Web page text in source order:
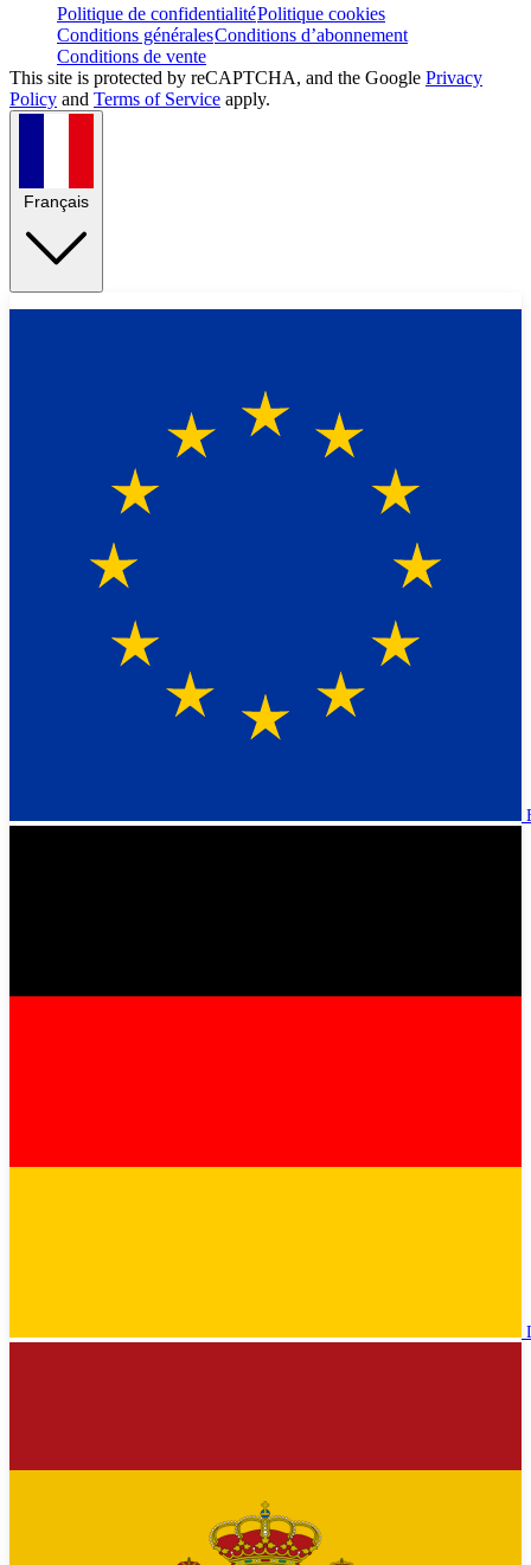
Politique de confidentialitéPolitique cookies
Conditions généralesConditions d’abonnement
Conditions de vente
This site is protected by reCAPTCHA, and the Google Privacy
Policy and Terms of Service apply.
Français